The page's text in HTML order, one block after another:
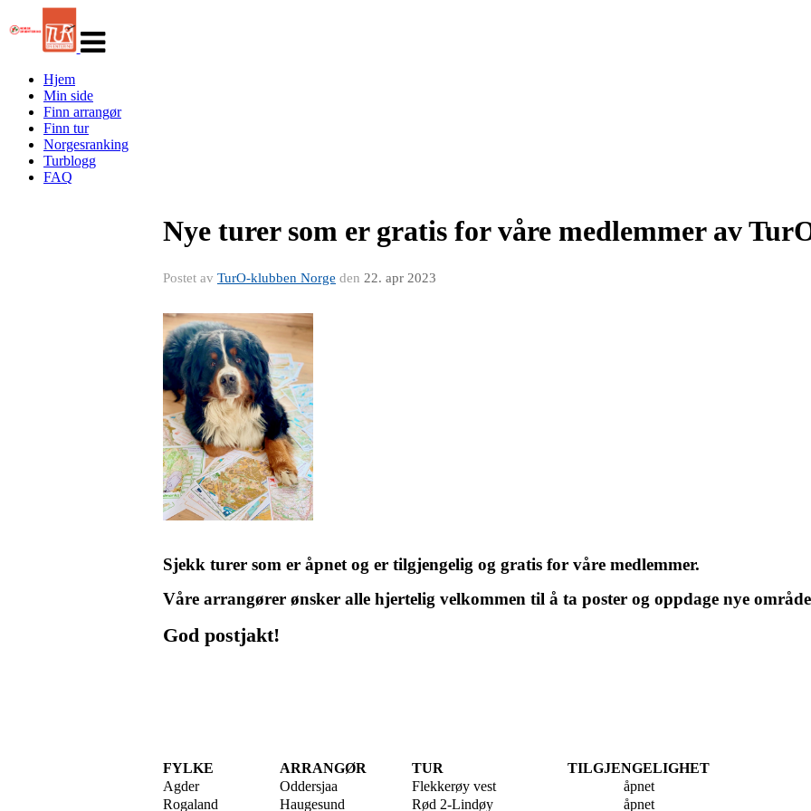
navigasjon
Hjem
Min side
Finn arrangør
Finn tur
Norgesranking
Turblogg
FAQ
Nye turer som er gratis for våre medlemmer av
Postet av TurO-klubben Norge den 22. apr 2023
Sjekk turer som er åpnet og er tilgjengelig og gratis for våre medlemmer.
Våre arrangører ønsker alle hjertelig velkommen til å ta poster og oppdage nye
God postjakt!
FYLKE ARRANGØR TUR
TILGJENGELIGHET
Agder
Oddersjaa Flekkerøy vest
åpnet
Rogaland
Haugesund Rød 2-Lindøy åpnet